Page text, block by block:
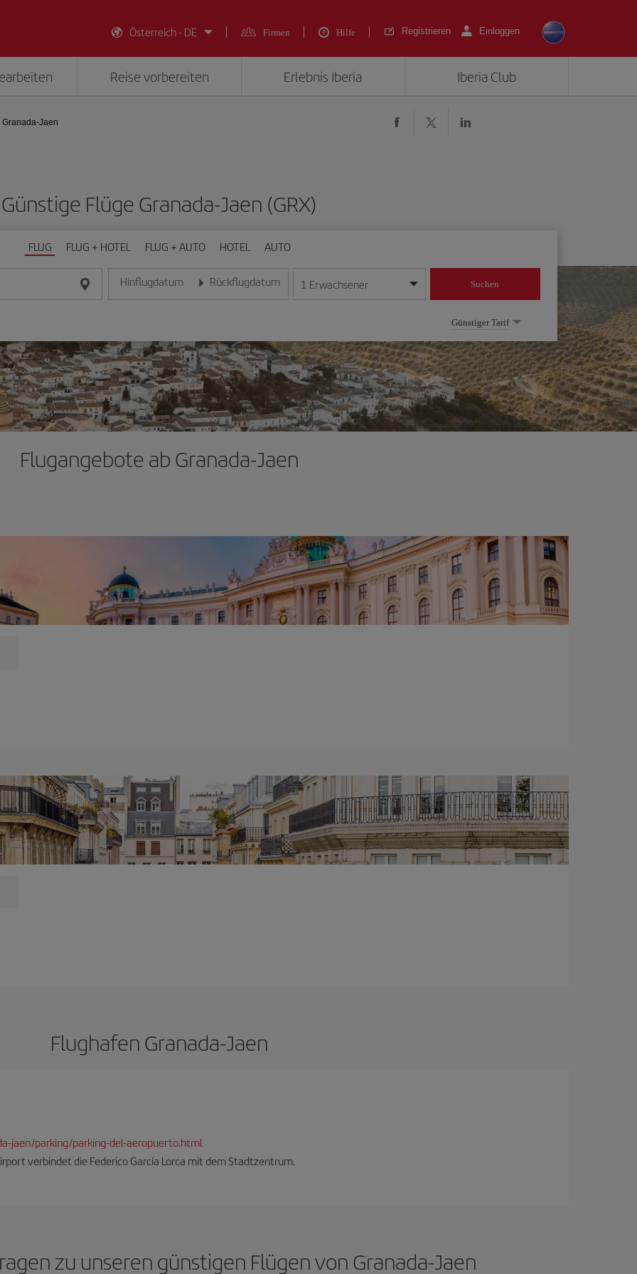
Österreich - DE
Firmen Hilfe Registrieren Einloggen
Reise vorbereiten Erlebnis Iberia Iberia Club
Granada-Jaen
Günstige Flüge Granada-Jaen (GRX)
FLUG FLUG + HOTEL FLUG + AUTO HOTEL AUTO
Hinflugdatum
Geben Sie das Datum im Format Tag/Monat/Jahr ein
Rückflugdatum
Geben Sie das Datum im Format Tag/Monat/Jahr ein
1 Erwachsener Suchen
Günstiger Tarif
Flugangebote ab Granada-Jaen
Flughafen Granada-Jaen
jaen/parking/parking-del-aeropuerto.html
verbindet die Federico García Lorca mit dem Stadtzentrum.
zu unseren günstigen Flügen von Granada-Jaen